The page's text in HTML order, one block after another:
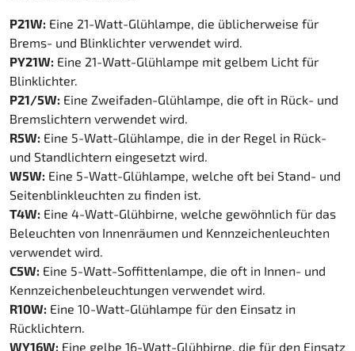
P21W: Eine 21-Watt-Glühlampe, die üblicherweise für
Brems- und Blinklichter verwendet wird.
PY21W: Eine 21-Watt-Glühlampe mit gelbem Licht für
Blinklichter.
P21/5W: Eine Zweifaden-Glühlampe, die oft in Rück- und
Bremslichtern verwendet wird.
R5W: Eine 5-Watt-Glühlampe, die in der Regel in Rück-
und Standlichtern eingesetzt wird.
W5W: Eine 5-Watt-Glühlampe, welche oft bei Stand- und
Seitenblinkleuchten zu finden ist.
T4W: Eine 4-Watt-Glühbirne, welche gewöhnlich für das
Beleuchten von Innenräumen und Kennzeichenleuchten
verwendet wird.
C5W: Eine 5-Watt-Soffittenlampe, die oft in Innen- und
Kennzeichenbeleuchtungen verwendet wird.
R10W: Eine 10-Watt-Glühlampe für den Einsatz in
Rücklichtern.
WY16W: Eine gelbe 16-Watt-Glühbirne, die für den Einsatz